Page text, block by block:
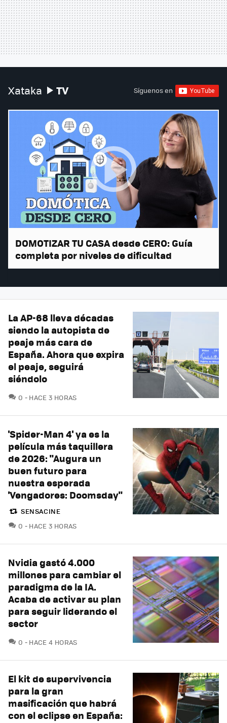
Xataka TV Síguenos en
DOMOTIZAR TU CASA desde CERO: Guía
completa por niveles de dificultad
La AP-68 lleva décadas
siendo la autopista de
peaje más cara de
España. Ahora que expira
el peaje, seguirá
siéndolo
0 COMENTARIOS
HACE 3 HORAS
'Spider-Man 4' ya es la
película más taquillera
de 2026: "Augura un
buen futuro para
nuestra esperada
'Vengadores: Doomsday"
SENSACINE
0 COMENTARIOS
HACE 3 HORAS
Nvidia gastó 4.000
millones para cambiar el
paradigma de la IA.
Acaba de activar su plan
para seguir liderando el
sector
0 COMENTARIOS
HACE 4 HORAS
El kit de supervivencia
para la gran
masificación que habrá
con el eclipse en España: